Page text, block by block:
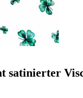
satinierter